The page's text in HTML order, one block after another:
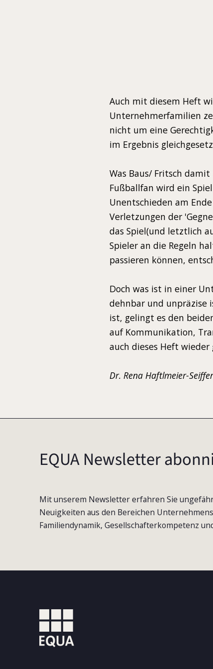
Auch mit diesem Heft
Unternehmerfamilien
nicht um eine
im Ergebnis
Was Baus/ Fritsch
Fußballfan wird ein
Unentschieden am
Verletzungen der
das Spiel(und letztlich
Spieler an die Regeln
passieren können,
Doch was ist in einer
dehnbar und unpräzise
ist, gelingt es den
auf Kommunikation,
auch dieses Heft wieder
Dr. Rena Haftlmeier-
EQUA Newsletter
Mit unserem Newsletter erfahren Sie
Neuigkeiten aus den Bereichen
Familiendynamik, Gesellschafterkompetenz